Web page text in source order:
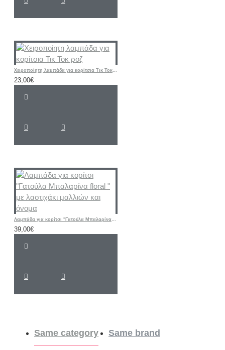
Χειροποίητη λαμπάδα για κορίτσια Τικ Τοκ ροζ
23,00€
Λαμπάδα για κορίτσι "Γατούλα Μπαλαρίνα floral " με λαστιχάκι μαλλιών και όνομα
39,00€
Same category Same brand